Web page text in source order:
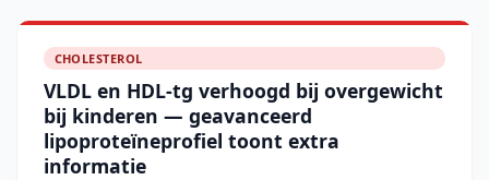
CHOLESTEROL
VLDL en HDL-tg verhoogd bij overgewicht
bij kinderen — geavanceerd
lipoproteïneprofiel toont extra
informatie